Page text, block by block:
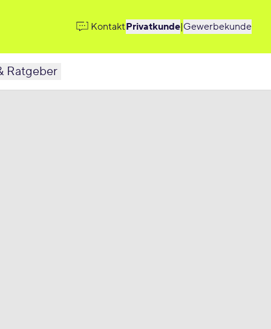
KontaktPrivatkunde|Gewerbekunde
Ratgeber